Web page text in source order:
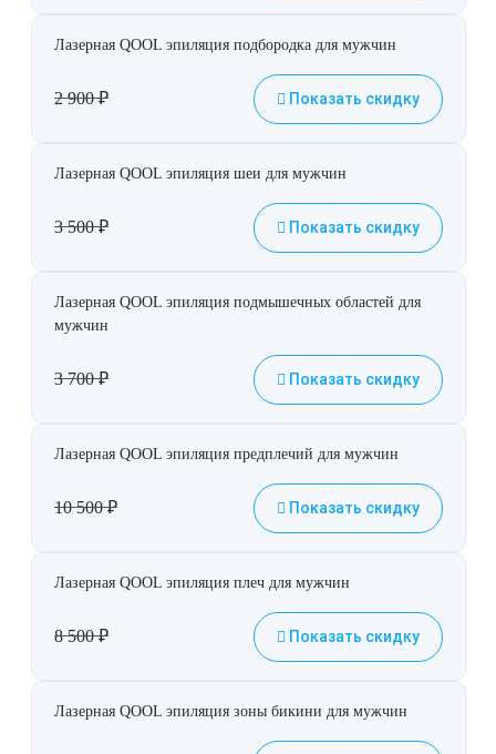
Лазерная QOOL эпиляция подбородка для мужчин
2 900₽ Показать скидку
Лазерная QOOL эпиляция шеи для мужчин
3 500₽ Показать скидку
Лазерная QOOL эпиляция подмышечных областей для
мужчин
3 700₽ Показать скидку
Лазерная QOOL эпиляция предплечий для мужчин
10 500₽ Показать скидку
Лазерная QOOL эпиляция плеч для мужчин
8 500₽ Показать скидку
Лазерная QOOL эпиляция зоны бикини для мужчин